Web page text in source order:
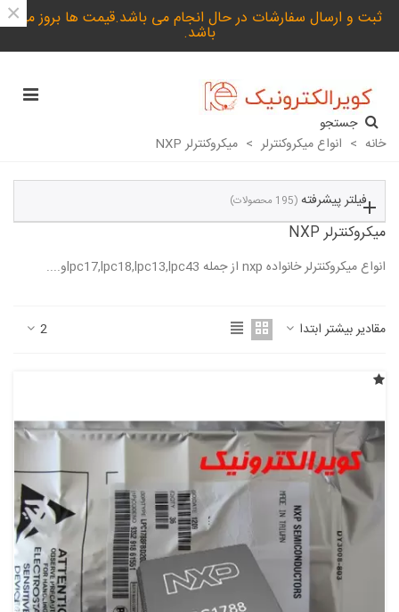
ثبت و ارسال سفارشات در حال انجام می باشد.قیمت ها بروز می
باشد.
×
جستجو
خانه > انواع میکروکنترلر > میکروکنترلر NXP
فیلتر پیشرفته (195 محصولات)
میکروکنترلر NXP
انواع میکروکنترلر خانواده nxp از جمله lpc17,lpc18,lpc13,lpc43و....
مقادیر بیشتر ابتدا 2